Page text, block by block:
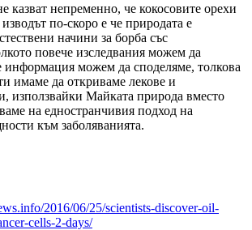
казват непременно, че кокосовите орехи
по-скоро е че природата е
начини за борба със
повече изследвания можем да
информация можем да споделяме, толкова
имаме да откриваме лекове и
използвайки Майката природа вместо
на едностранчивия подход на
към заболяванията.
2016/06/25/scientists-discover-oil-
cells-2-days/